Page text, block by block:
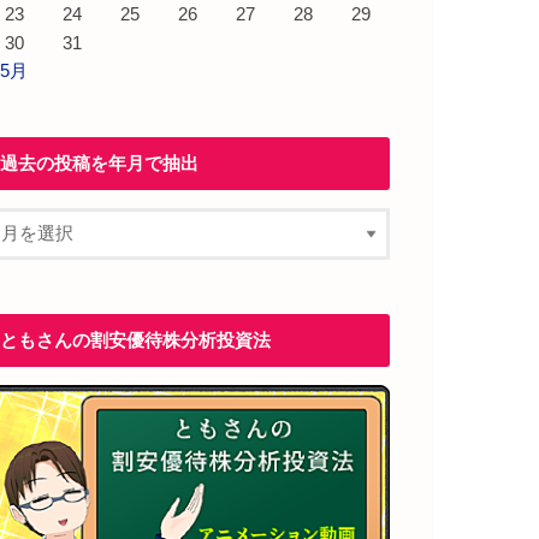
23 24 25 26 27 28
29
30
31
月
過去の投稿を年月で抽出
ともさんの割安優待株分析投資法